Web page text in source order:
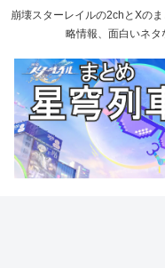
崩壊スターレイルの2chとXの
略情報、面白いネタ